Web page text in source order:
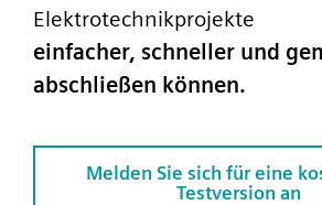
Elektrotechnikprojekte
einfacher, schneller und
abschließen können.
Melden Sie sich für eine
Testversion an